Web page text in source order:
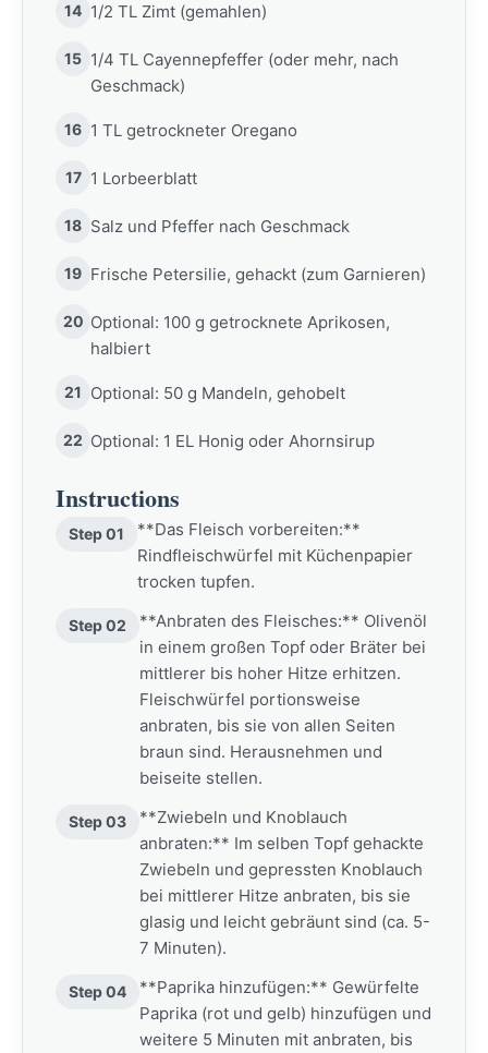
14 1/2 TL Zimt (gemahlen)
15 1/4 TL Cayennepfeffer (oder mehr, nach
Geschmack)
16 1 TL getrockneter Oregano
17 1 Lorbeerblatt
18 Salz und Pfeffer nach Geschmack
19 Frische Petersilie, gehackt (zum Garnieren)
20 Optional: 100 g getrocknete Aprikosen,
halbiert
21 Optional: 50 g Mandeln, gehobelt
22 Optional: 1 EL Honig oder Ahornsirup
Instructions
Step 01
**Das Fleisch vorbereiten:**
Rindfleischwürfel mit Küchenpapier
trocken tupfen.
Step 02
**Anbraten des Fleisches:** Olivenöl
in einem großen Topf oder Bräter bei
mittlerer bis hoher Hitze erhitzen.
Fleischwürfel portionsweise
anbraten, bis sie von allen Seiten
braun sind. Herausnehmen und
beiseite stellen.
Step 03
**Zwiebeln und Knoblauch
anbraten:** Im selben Topf gehackte
Zwiebeln und gepressten Knoblauch
bei mittlerer Hitze anbraten, bis sie
glasig und leicht gebräunt sind (ca. 5-
7 Minuten).
Step 04
**Paprika hinzufügen:** Gewürfelte
Paprika (rot und gelb) hinzufügen und
weitere 5 Minuten mit anbraten, bis